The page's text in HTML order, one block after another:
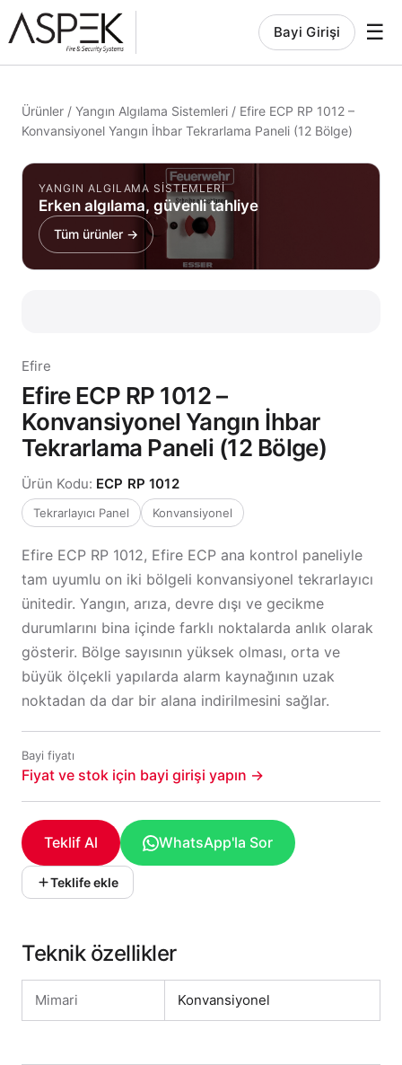
Bayi Girişi ☰
Ürünler / Yangın Algılama Sistemleri / Efire ECP RP 1012 –
Konvansiyonel Yangın İhbar Tekrarlama Paneli (12 Bölge)
YANGIN ALGILAMA SISTEMLERI
Erken algılama, güvenli tahliye
Tüm ürünler →
Efire
Efire ECP RP 1012 –
Konvansiyonel Yangın İhbar
Tekrarlama Paneli (12 Bölge)
Ürün Kodu: ECP RP 1012
Tekrarlayıcı Panel Konvansiyonel
Efire ECP RP 1012, Efire ECP ana kontrol paneliyle
tam uyumlu on iki bölgeli konvansiyonel tekrarlayıcı
ünitedir. Yangın, arıza, devre dışı ve gecikme
durumlarını bina içinde farklı noktalarda anlık olarak
gösterir. Bölge sayısının yüksek olması, orta ve
büyük ölçekli yapılarda alarm kaynağının uzak
noktadan da dar bir alana indirilmesini sağlar.
Bayi fiyatı
Fiyat ve stok için bayi girişi yapın →
Teklif Al WhatsApp'la Sor
Teklife ekle
Teknik özellikler
Mimari Konvansiyonel